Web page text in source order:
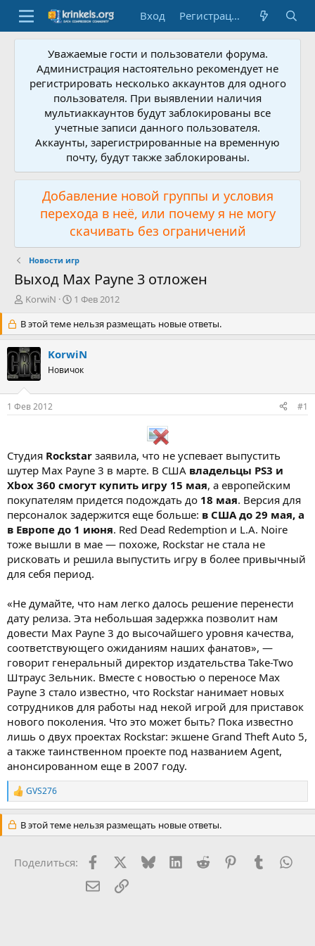
Вход Регистрация
Уважаемые гости и пользователи форума.
Администрация настоятельно рекомендует не
регистрировать несколько аккаунтов для одного
пользователя. При выявлении наличия
мультиаккаунтов будут заблокированы все
учетные записи данного пользователя.
Аккаунты, зарегистрированные на временную
почту, будут также заблокированы.
Добавление новой группы и условия
перехода в неё, или почему я не могу
скачивать без ограничений
Новости игр
Выход Max Payne 3 отложен
А
т
о
р
т
е
м
KorwiN
Д
т
а
н
а
ч
а
1 Фев 2012
В этой теме нельзя размещать новые ответы.
KorwiN
Новичок
1 Фев 2012 #1
Студия Rockstar заявила, что не успевает выпустить
шутер Max Payne 3 в марте. В США владельцы PS3 и
Xbox 360 смогут купить игру 15 мая, а европейским
покупателям придется подождать до 18 мая. Версия для
персоналок задержится еще больше: в США до 29 мая, а
в Европе до 1 июня. Red Dead Redemption и L.A. Noire
тоже вышли в мае — похоже, Rockstar не стала не
рисковать и решила выпустить игру в более привычный
для себя период.
«Не думайте, что нам легко далось решение перенести
дату релиза. Эта небольшая задержка позволит нам
довести Max Payne 3 до высочайшего уровня качества,
соответствующего ожиданиям наших фанатов», —
говорит генеральный директор издательства Take-Two
Штраус Зельник. Вместе с новостью о переносе Max
Payne 3 стало известно, что Rockstar нанимает новых
сотрудников для работы над некой игрой для приставок
нового поколения. Что это может быть? Пока известно
лишь о двух проектах Rockstar: экшене Grand Theft Auto 5,
а также таинственном проекте под названием Agent,
анонсированном еще в 2007 году.
Р
е
а
к
ц
и
GVS276
В этой теме нельзя размещать новые ответы.
Поделиться: FacebookX (Twitter)
BlueskyLinkedInReddit PinterestTumblr
Электронная почта
Ссылка